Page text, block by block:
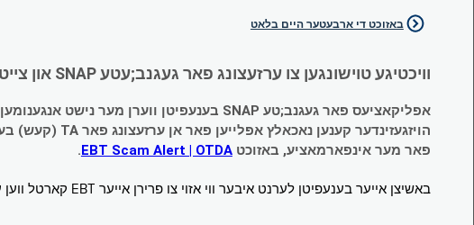
באזוכט די ארבעטער היים בלאט
וויכטיגע טוישונגען צו ערזעצונג פאר געגנב;עטע SNAP און צייטווייליגע הילף (Temporary Assistance, TA) בענעפיטן:
אפליקאציעס פאר געגנב;טע SNAP בענעפיטן ווערן מער נישט אנגענומען.
הויזגעזינדער קענען נאכאלץ אפּלייען פאר אן ערזעצונג פאר TA (קעש) בענעפיטן וועלכע זענען געגנב;ט געווארן.
פאר מער אינפארמאציע, באזוכטEBT Scam Alert | OTDA
.
באשיצן אייער בענעפיטן לערנט איבער ווי אזוי צו פרירן אייער EBT קארטל ווען עס איז נישט אין באנוץ. באזוכט